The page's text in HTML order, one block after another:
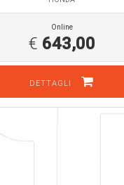
Online
€ 643,00
DETTAGLI